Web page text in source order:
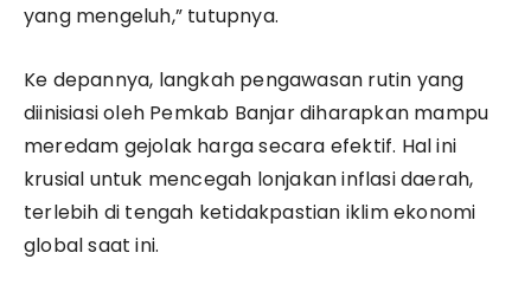
yang mengeluh,” tutupnya.
​Ke depannya, langkah pengawasan rutin yang
diinisiasi oleh Pemkab Banjar diharapkan mampu
meredam gejolak harga secara efektif. Hal ini
krusial untuk mencegah lonjakan inflasi daerah,
terlebih di tengah ketidakpastian iklim ekonomi
global saat ini.